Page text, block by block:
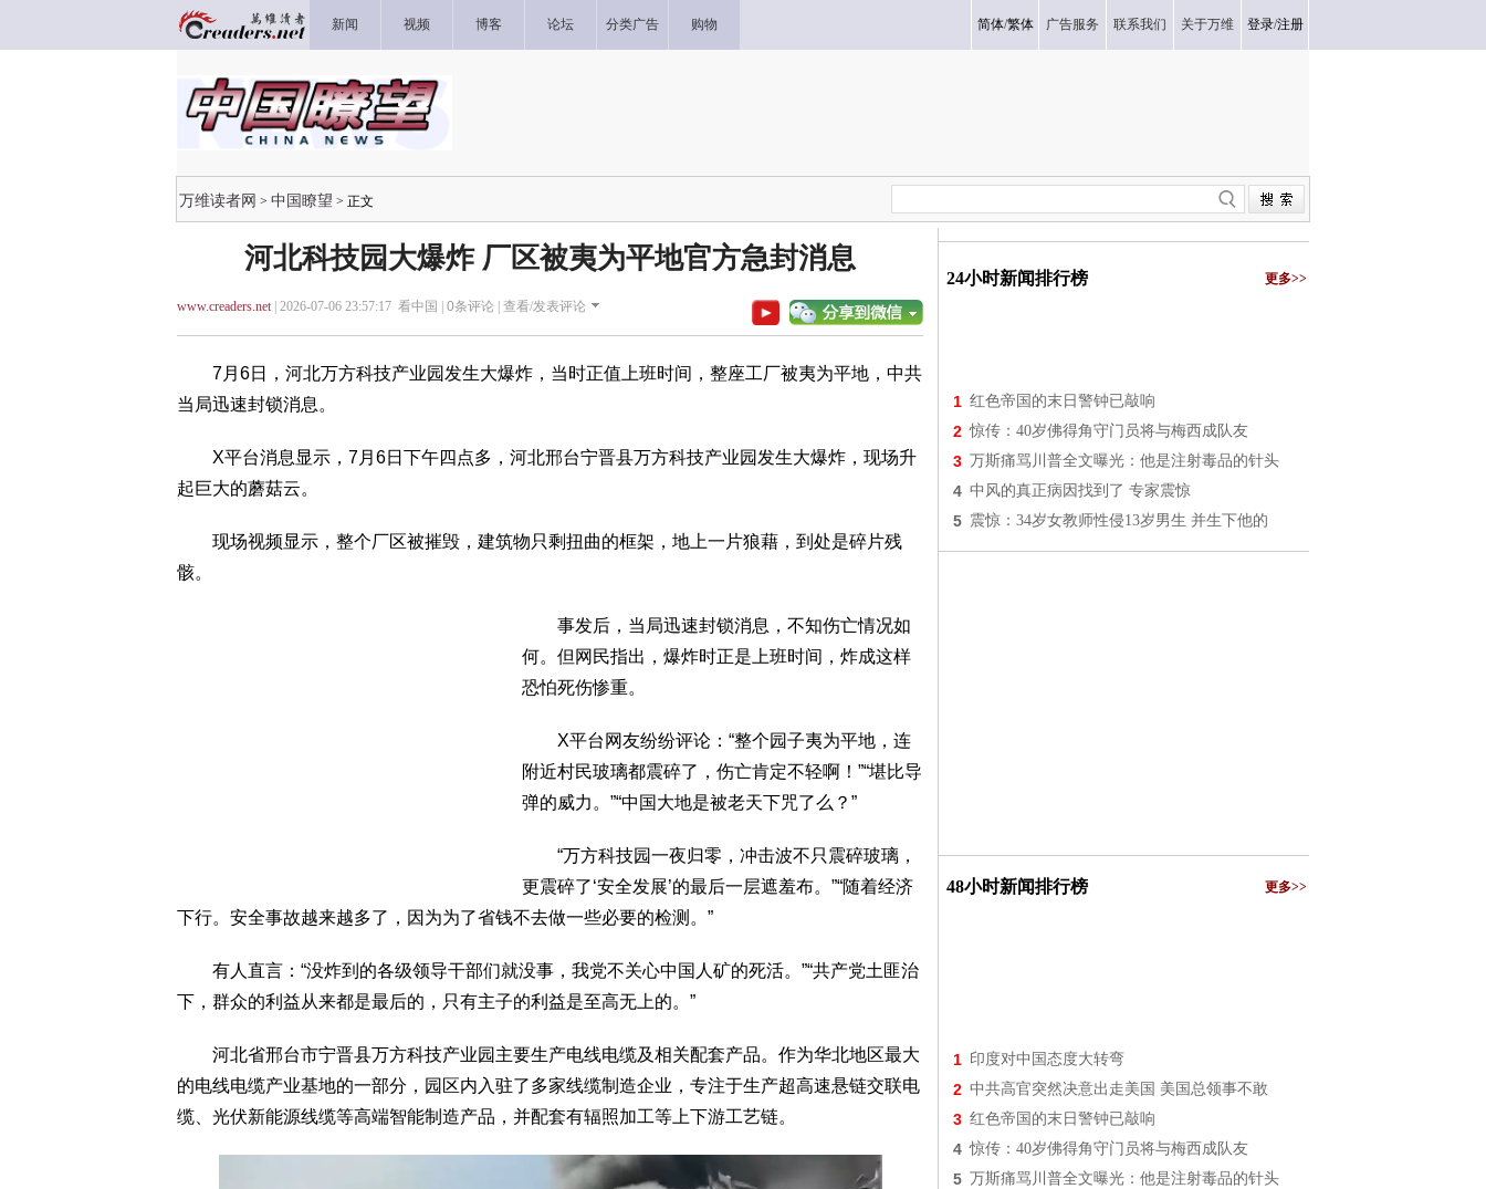
新闻 视频 博客 论坛 分类广告 购物 简体/繁体 广告服务 联系我们 关于万维 登录/注册
万维读者网 > 中国瞭望 > 正文
河北科技园大爆炸 厂区被夷为平地官方急封消息
www.creaders.net| 2026-07-06 23:57:17 看中国 | 0条评论 | 查看/发表评论
7月6日，河北万方科技产业园发生大爆炸，当时正值上班时间，整座工厂被夷为平地，中共
当局迅速封锁消息。
X平台消息显示，7月6日下午四点多，河北邢台宁晋县万方科技产业园发生大爆炸，现场升
起巨大的蘑菇云。
现场视频显示，整个厂区被摧毁，建筑物只剩扭曲的框架，地上一片狼藉，到处是碎片残
骸。
事发后，当局迅速封锁消息，不知伤亡情况如
何。但网民指出，爆炸时正是上班时间，炸成这样
恐怕死伤惨重。
X平台网友纷纷评论：“整个园子夷为平地，连
附近村民玻璃都震碎了，伤亡肯定不轻啊！”“堪比导
弹的威力。”“中国大地是被老天下咒了么？”
“万方科技园一夜归零，冲击波不只震碎玻璃，
更震碎了‘安全发展’的最后一层遮羞布。”“随着经济
下行。安全事故越来越多了，因为为了省钱不去做一些必要的检测。”
有人直言：“没炸到的各级领导干部们就没事，我党不关心中国人矿的死活。”“共产党土匪治
下，群众的利益从来都是最后的，只有主子的利益是至高无上的。”
河北省邢台市宁晋县万方科技产业园主要生产电线电缆及相关配套产品。作为华北地区最大
的电线电缆产业基地的一部分，园区内入驻了多家线缆制造企业，专注于生产超高速悬链交联电
缆、光伏新能源线缆等高端智能制造产品，并配套有辐照加工等上下游工艺链。
24小时新闻排行榜 更多>>
1 红色帝国的末日警钟已敲响
2 惊传：40岁佛得角守门员将与梅西成队友
3 万斯痛骂川普全文曝光：他是注射毒品的针头
4 中风的真正病因找到了 专家震惊
5 震惊：34岁女教师性侵13岁男生 并生下他的
48小时新闻排行榜 更多>>
1 印度对中国态度大转弯
2 中共高官突然决意出走美国 美国总领事不敢
3 红色帝国的末日警钟已敲响
4 惊传：40岁佛得角守门员将与梅西成队友
5 万斯痛骂川普全文曝光：他是注射毒品的针头